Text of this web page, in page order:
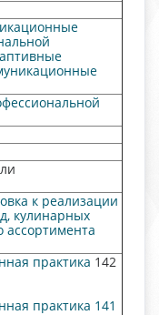
к реализации
кулинарных
ассортимента
практика 142
практика 141